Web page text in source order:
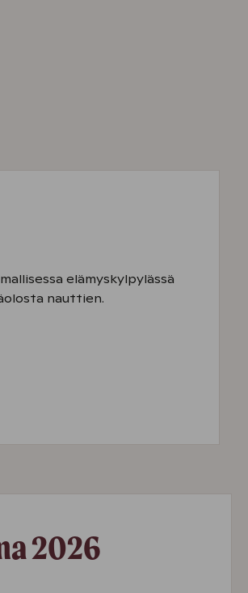
elämyskylpylässä
nauttien.
2026